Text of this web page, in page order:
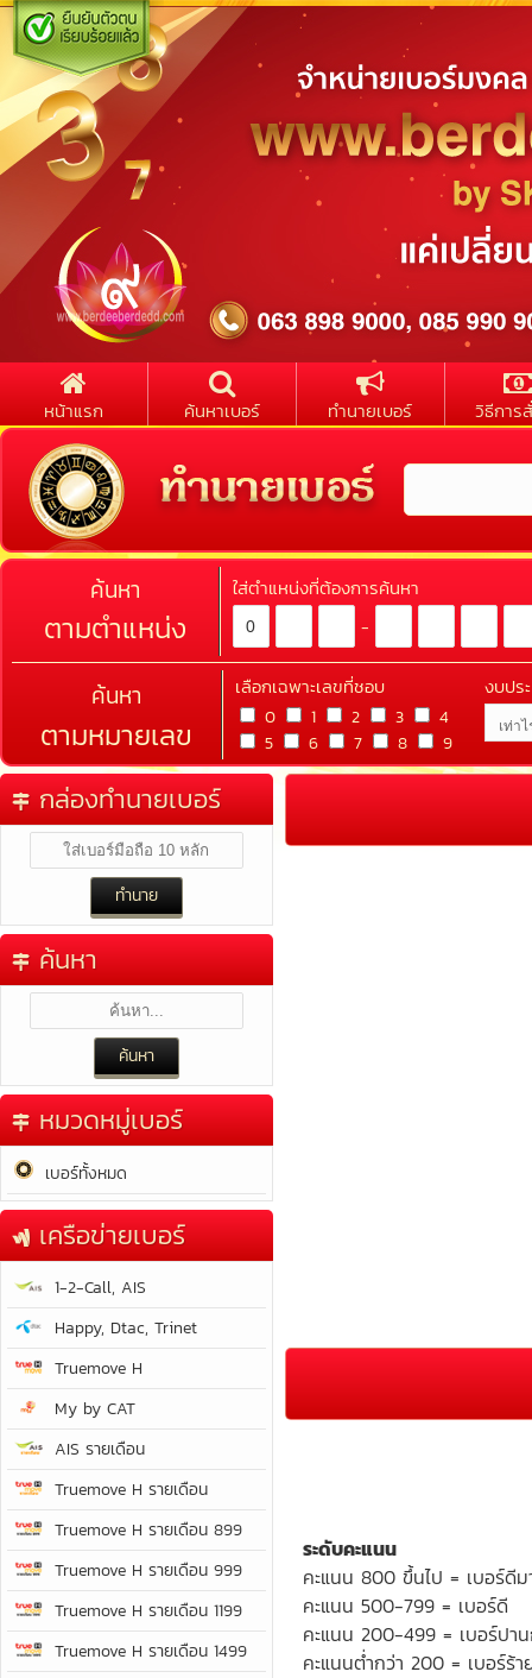
หน้าแรก ค้นหาเบอร์ ทำนายเบอร์ วิธีการ
ค้นหา
ตามตำแหน่ง
ใส่ตำแหน่งที่ต้องการค้นหา
-
ค้นหา
ตามหมายเลข
เลือกเฉพาะเลขที่ชอบ
0 1 2 3
4
5
6 7 8 9
งบปร
กล่องทำนายเบอร์
ค้นหา
หมวดหมู่เบอร์
เบอร์ทั้งหมด
เครือข่ายเบอร์
1-2-Call, AIS
Happy, Dtac, Trinet
Truemove H
My by CAT
AIS รายเดือน
Truemove H รายเดือน
Truemove H รายเดือน 899
Truemove H รายเดือน 999
Truemove H รายเดือน 1199
Truemove H รายเดือน 1499
ระดับคะแนน
คะแนน 800 ขึ้นไป = เบอร์ดี
คะแนน 500-799 = เบอร์ดี
คะแนน 200-499 = เบอร์ปา
คะแนนต่ำกว่า 200 = เบอร์ร้า